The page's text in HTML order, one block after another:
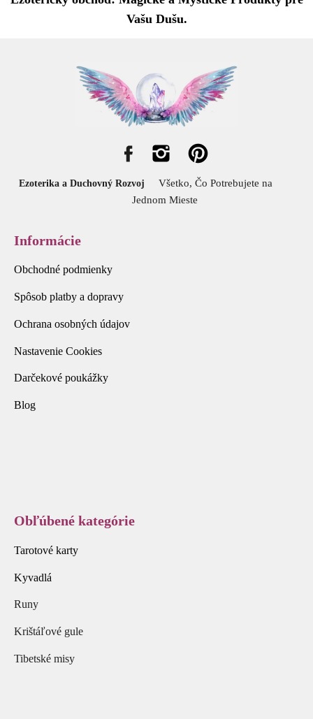
Vašu Dušu.
Ezoterika a Duchovný Rozvoj
Všetko, Čo Potrebujete na
Jednom Mieste
Informácie
Obchodné podmienky
Spôsob platby a dopravy
Ochrana osobných údajov
Nastavenie Cookies
Darčekové poukážky
Blog
Obľúbené kategórie
Tarotové karty
Kyvadlá
Runy
Krištáľové gule
Tibetské misy